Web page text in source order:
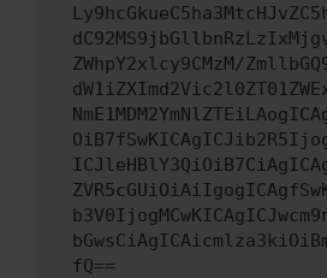
ZWhpY2xlcy9CMzM/
fQ==